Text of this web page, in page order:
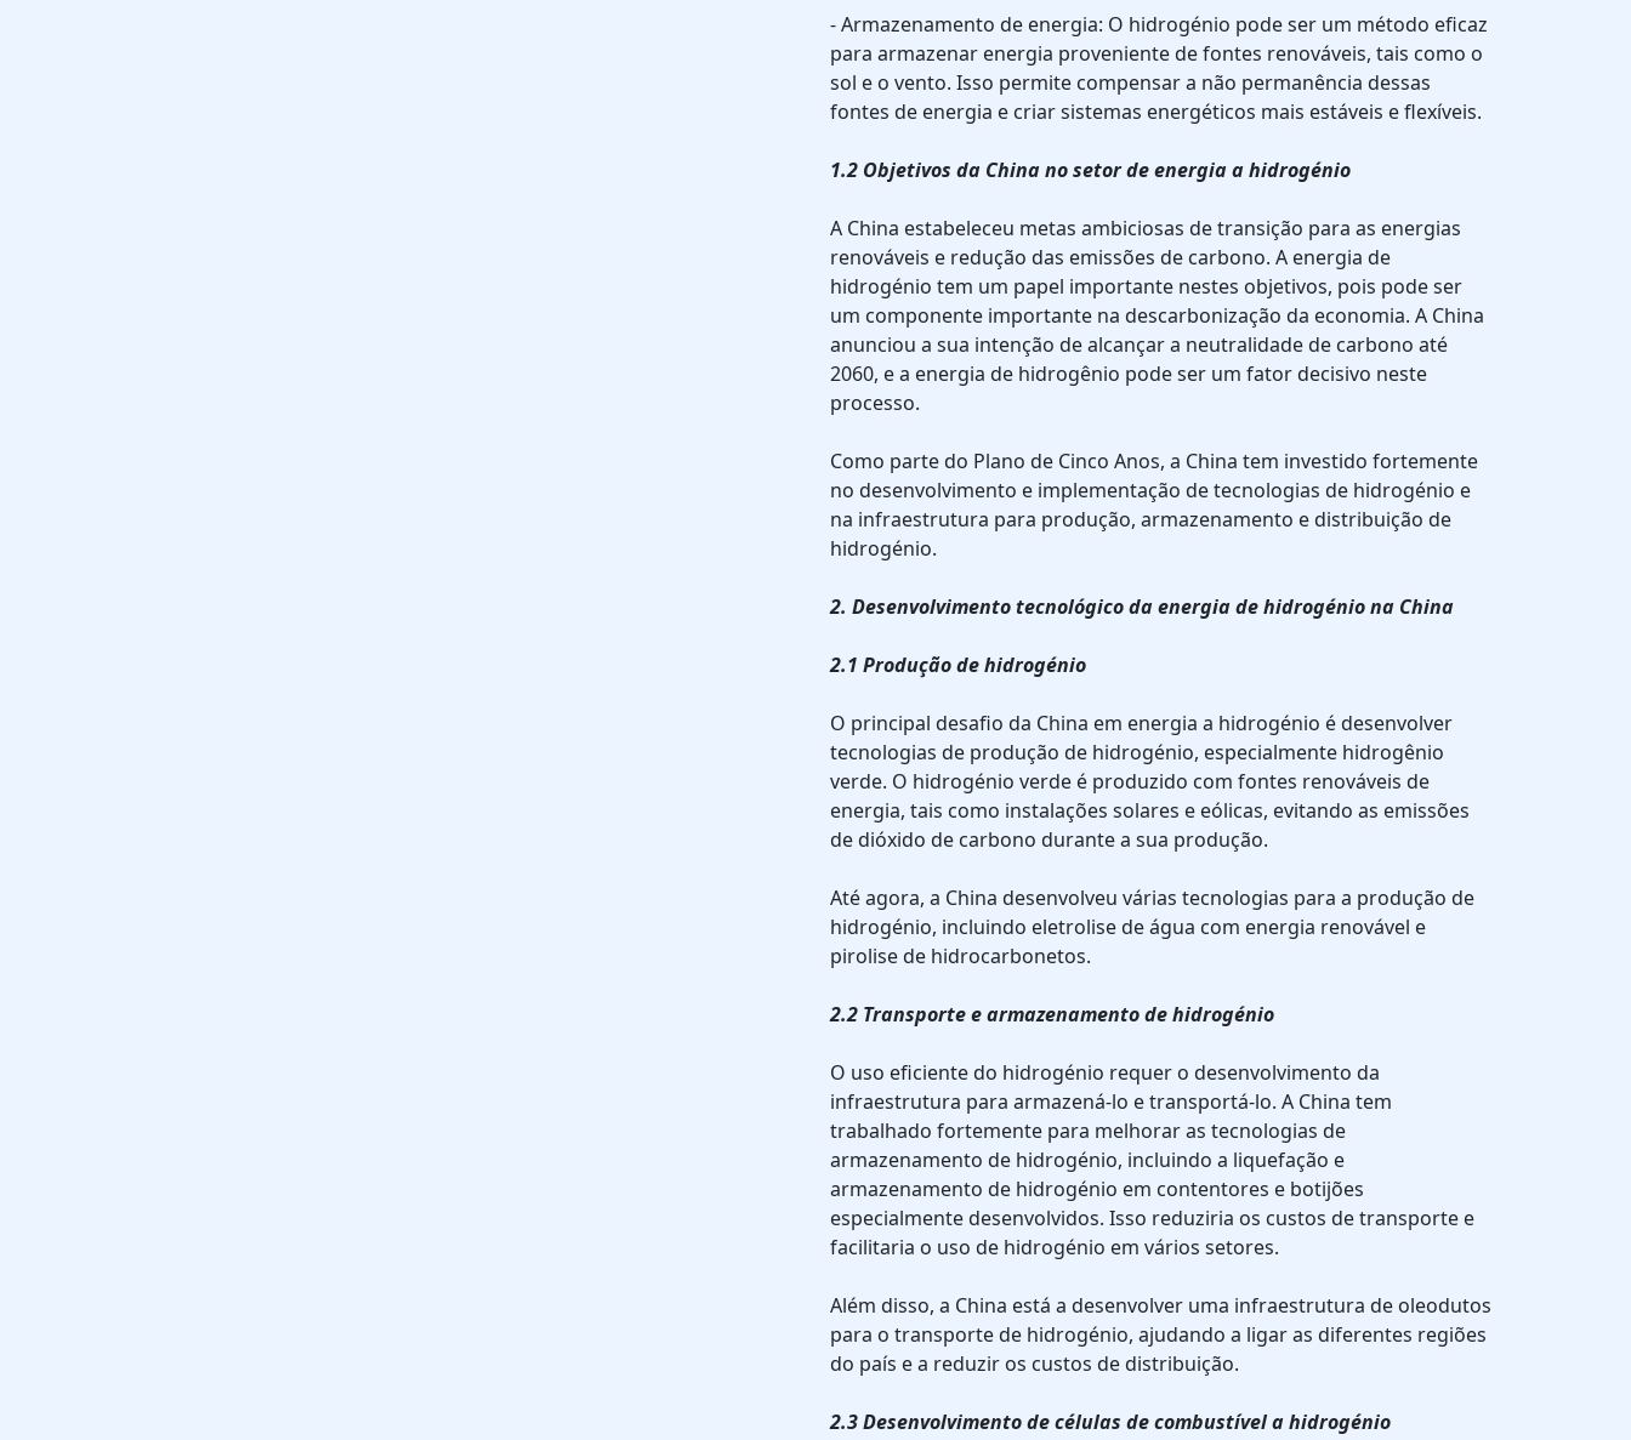
- Armazenamento de energia: O hidrogénio pode ser um método eficaz
para armazenar energia proveniente de fontes renováveis, tais como o
sol e o vento. Isso permite compensar a não permanência dessas
fontes de energia e criar sistemas energéticos mais estáveis e flexíveis.
1.2 Objetivos da China no setor de energia a hidrogénio
A China estabeleceu metas ambiciosas de transição para as energias
renováveis e redução das emissões de carbono. A energia de
hidrogénio tem um papel importante nestes objetivos, pois pode ser
um componente importante na descarbonização da economia. A China
anunciou a sua intenção de alcançar a neutralidade de carbono até
2060, e a energia de hidrogênio pode ser um fator decisivo neste
processo.
Como parte do Plano de Cinco Anos, a China tem investido fortemente
no desenvolvimento e implementação de tecnologias de hidrogénio e
na infraestrutura para produção, armazenamento e distribuição de
hidrogénio.
2. Desenvolvimento tecnológico da energia de hidrogénio na China
2.1 Produção de hidrogénio
O principal desafio da China em energia a hidrogénio é desenvolver
tecnologias de produção de hidrogénio, especialmente hidrogênio
verde. O hidrogénio verde é produzido com fontes renováveis de
energia, tais como instalações solares e eólicas, evitando as emissões
de dióxido de carbono durante a sua produção.
Até agora, a China desenvolveu várias tecnologias para a produção de
hidrogénio, incluindo eletrolise de água com energia renovável e
pirolise de hidrocarbonetos.
2.2 Transporte e armazenamento de hidrogénio
O uso eficiente do hidrogénio requer o desenvolvimento da
infraestrutura para armazená-lo e transportá-lo. A China tem
trabalhado fortemente para melhorar as tecnologias de
armazenamento de hidrogénio, incluindo a liquefação e
armazenamento de hidrogénio em contentores e botijões
especialmente desenvolvidos. Isso reduziria os custos de transporte e
facilitaria o uso de hidrogénio em vários setores.
Além disso, a China está a desenvolver uma infraestrutura de oleodutos
para o transporte de hidrogénio, ajudando a ligar as diferentes regiões
do país e a reduzir os custos de distribuição.
2.3 Desenvolvimento de células de combustível a hidrogénio